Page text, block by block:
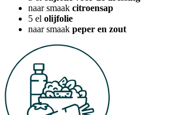
naar smaak citroensap
5 el olijfolie
naar smaak peper en zout